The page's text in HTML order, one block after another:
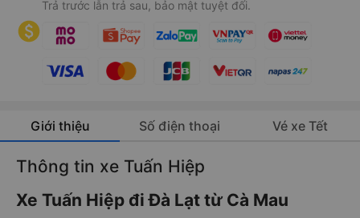
Trả trước lẫn trả sau, bảo mật tuyệt đối.
Giới thiệu Số điện thoại Vé xe Tết
Thông tin xe Tuấn Hiệp
Xe Tuấn Hiệp đi Đà Lạt từ Cà Mau